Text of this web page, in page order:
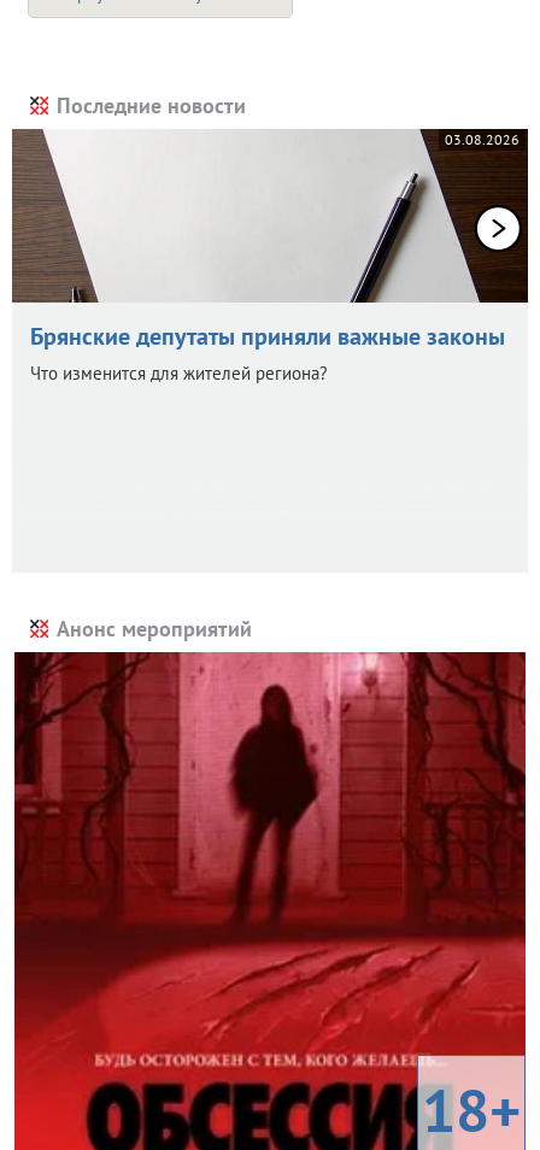
Последние новости
03.08.2026
Брянские депутаты приняли важные законы
Что изменится для жителей региона?
Анонс мероприятий
18+